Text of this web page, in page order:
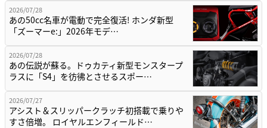
2026/07/28
あの50cc名車が電動で完全復活! ホンダ新型
「ズーマーe:」2026年モデ…
2026/07/28
あの伝説が蘇る。ドゥカティ新型モンスタープ
ラスに「S4」を彷彿とさせるスポー…
2026/07/27
アシスト＆スリッパークラッチ初搭載で乗りや
すさ倍増。 ロイヤルエンフィールド…